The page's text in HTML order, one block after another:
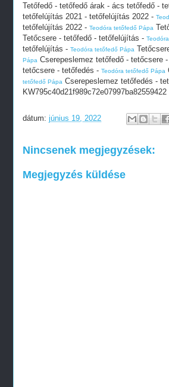
Tetőfedő - tetőfedő árak - ács tetőfedő -
tetőfelújítás 2021 - tetőfelújítás 2022 -
tetőfelújítás 2022 - Teodóra tetőfedő Pápa
Tetőcsere - tetőfedő - tetőfelújítás -
tetőfelújítás - Teodóra tetőfedő Pápa
Pápa Cserepeslemez tetőfedő - tetőcsere
tetőcsere - tetőfedés - Teodóra tetőfedő Pápa
tetőfedő Pápa Cserepeslemez tetőfedés -
KW795c40d21f989c72e07997ba82559422
dátum: június 19, 2022
Nincsenek megjegyzések:
Megjegyzés küldése